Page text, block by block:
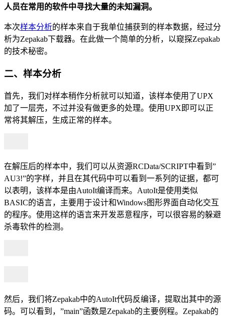
人员在常用的软件中寻找大量的未知漏洞。
本次样本分析的样本来自于我单位捕获到的样本数据，经过分
析为Zepakab下载器。在此做一个简单的分析，以窥探Zepakab
的技术秘密。
二、样本分析
首先，我们对样本稍作分析就可以知道，该样本使用了UPX
加了一层壳，不过并没有做更多的处理。使用UPX即可以正
常将其解压，生成正常的样本。
在解压后的样本中，我们可以从资源RCData/SCRIPT中看到”
AU3!”的字样，并且在其代码中可以看到一系列的证据，都可
以表明，该样本是由AutoIt编译而来。AutoIt是使用类似
BASIC的语言，主要用于设计和Windows图形界面自动化交互
的程序。使用这样的语言来开发恶意程序，可以很容易的躲避
杀毒软件的检测。
然后，我们将Zepakab中的AutoIt代码反编译，提取出其中的源
码。可以看到，”main”函数是Zepakab的主要例程。Zepakab的